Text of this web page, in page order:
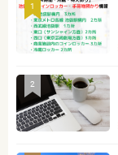
1
2